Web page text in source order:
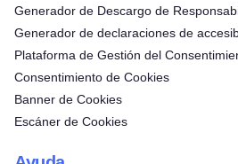
Generador de Descargo de
Generador de declaraciones de
Plataforma de Gestión del
Consentimiento de Cookies
Banner de Cookies
Escáner de Cookies